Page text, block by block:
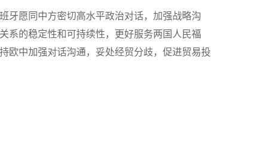
牙愿同中方密切高水平政治对话，加强战略沟
系的稳定性和可持续性，更好服务两国人民福
欧中加强对话沟通，妥处经贸分歧，促进贸易投